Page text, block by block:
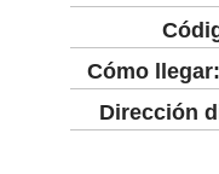
Cómo llegar:
Dirección